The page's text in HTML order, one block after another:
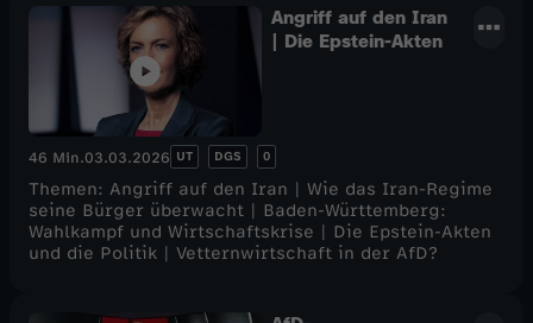
Angriff auf den Iran
| Die Epstein-Akten
46 Min.03.03.2026 UT DGS 0
Themen: Angriff auf den Iran | Wie das Iran-Regime
seine Bürger überwacht | Baden-Württemberg:
Wahlkampf und Wirtschaftskrise | Die Epstein-Akten
und die Politik | Vetternwirtschaft in der AfD?